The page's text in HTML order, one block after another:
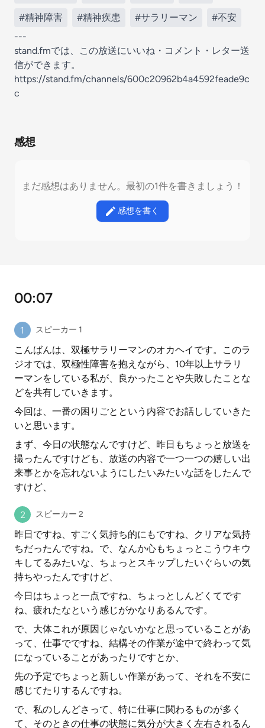
#精神障害 #精神疾患 #サラリーマン
#不安
---
stand.fmでは、この放送にいいね・コメント・レター送
信ができます。
https://stand.fm/channels/600c20962b4a4592feade9c
c
感想
まだ感想はありません。最初の1件を書きましょう！
感想を書く
00:07
スピーカー 1
こんばんは、双極サラリーマンのオカヘイです。このラ
ジオでは、双極性障害を抱えながら、10年以上サラリ
ーマンをしている私が、良かったことや失敗したことな
どを共有していきます。
今回は、一番の困りごとという内容でお話ししていきた
いと思います。
まず、今日の状態なんですけど、昨日もちょっと放送を
撮ったんですけども、放送の内容で一つ一つの嬉しい出
来事とかを忘れないようにしたいみたいな話をしたんで
すけど、
スピーカー 2
昨日ですね、すごく気持ち的にもですね、クリアな気持
ちだったんですね。で、なんか心もちょっとこうウキウ
キしてるみたいな、ちょっとスキップしたいぐらいの気
持ちやったんですけど、
今日はちょっと一点ですね、ちょっとしんどくてです
ね、疲れたなという感じがかなりあるんです。
で、大体これが原因じゃないかなと思っていることがあ
って、仕事でですね、結構その作業が途中で終わって気
になっていることがあったりですとか、
先の予定でちょっと新しい作業があって、それを不安に
感じてたりするんですね。
で、私のしんどさって、特に仕事に関わるものが多く
て、そのときの仕事の状態に気分が大きく左右されるん